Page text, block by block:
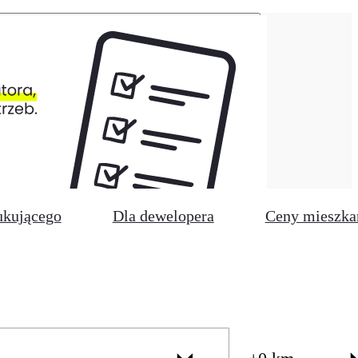
Dla dewelopera Ceny